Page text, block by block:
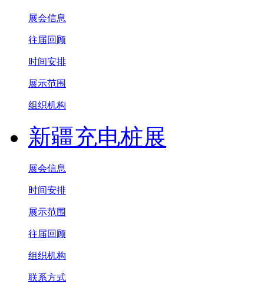
展会信息
往届回顾
时间安排
展示范围
组织机构
新疆充电桩展
展会信息
时间安排
展示范围
往届回顾
组织机构
联系方式